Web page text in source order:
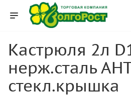
Кастрюля 2л
нерж.сталь
стекл.крышка